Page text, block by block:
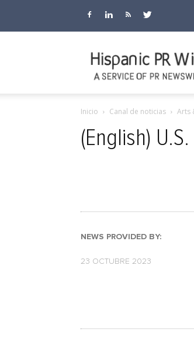
Inicio Canal de noticias Arts
(English)
NEWS PROVIDED BY:
23 OCTUBRE 2023